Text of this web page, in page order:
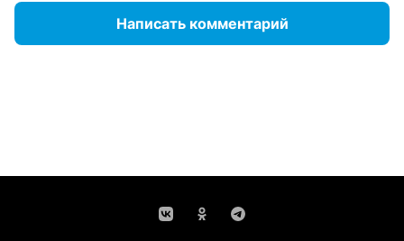
Написать комментарий